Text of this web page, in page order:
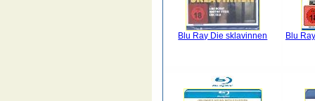
Blu Ray Die sklavinnen Blu